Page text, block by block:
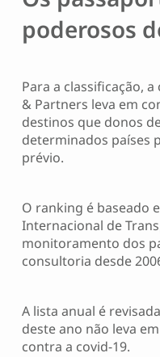
poderosos
Para a classificação,
& Partners leva em
destinos que donos
determinados países
prévio.
O ranking é baseado
Internacional de
monitoramento dos
consultoria desde
A lista anual é
deste ano não leva
contra a covid-19.